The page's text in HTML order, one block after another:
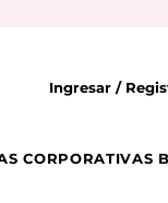
Ingresar /
CORPORATIVAS